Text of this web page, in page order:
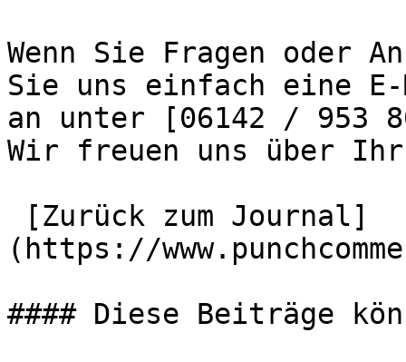
Wenn Sie Fragen oder
Sie uns einfach eine
an unter [06142 / 953
Wir freuen uns über Ihr
(https://
#### Diese Beiträge